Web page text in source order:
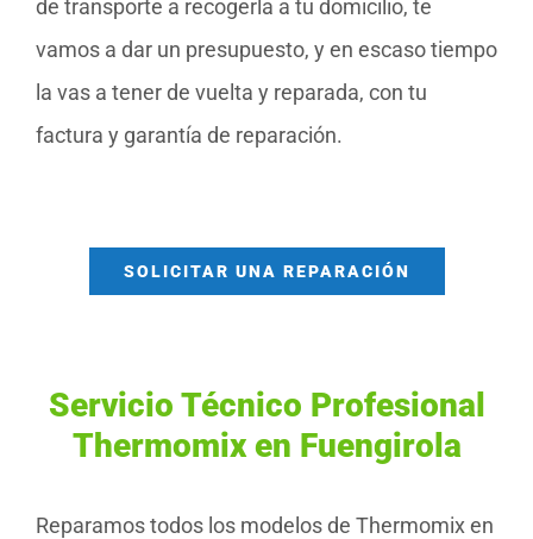
de transporte a recogerla a tu domicilio, te
vamos a dar un presupuesto, y en escaso tiempo
la vas a tener de vuelta y reparada, con tu
factura y garantía de reparación.
SOLICITAR UNA REPARACIÓN
Servicio Técnico Profesional
Thermomix en Fuengirola
Reparamos todos los modelos de Thermomix en